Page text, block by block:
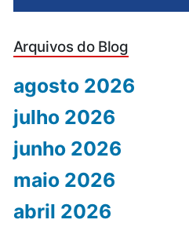
Arquivos do Blog
agosto 2026
julho 2026
junho 2026
maio 2026
abril 2026